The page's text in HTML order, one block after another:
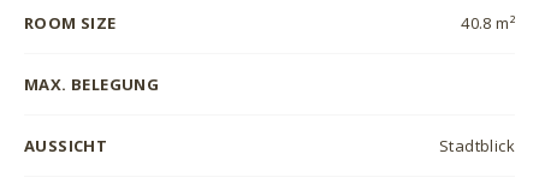
ROOM SIZE 40.8 m²
MAX. BELEGUNG
AUSSICHT Stadtblick